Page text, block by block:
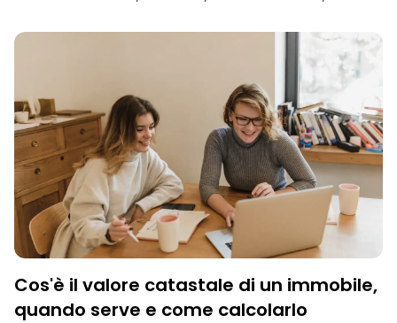
Cos'è il valore catastale di un immobile,
quando serve e come calcolarlo